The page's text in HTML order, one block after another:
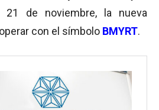
21 de noviembre, la nueva
con el símbolo BMYRT.